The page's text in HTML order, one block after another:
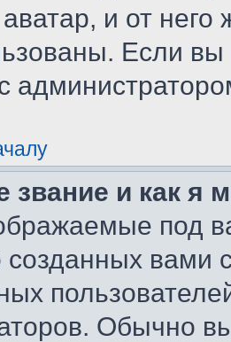
и от него
Если
звание и как я
под
созданных
Обычно